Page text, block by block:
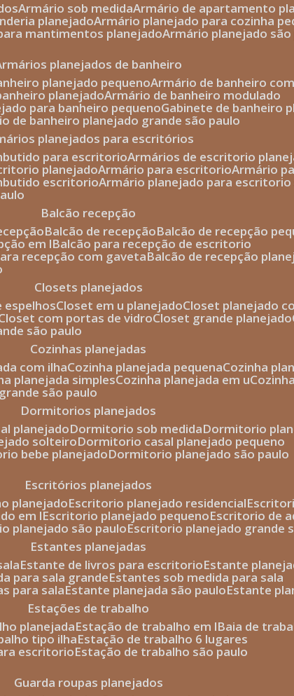
armário sob medida armário de apartamento
planejado armário planejado para cozinha
mantimentos planejado armário planejado
armários planejados de banheiro
planejado pequeno armário de banheiro
planejado armário de banheiro modulado
para banheiro pequeno gabinete de banheiro
de banheiro planejado grande são paulo
planejados para escritórios
para escritorio armários de escritorio
planejado armário para escritorio armário
escritorio armário planejado para
balcão recepção
balcão de recepção balcão de recepção
em l balcão para recepção de escritorio
recepção com gaveta balcão de recepção
closets planejados
espelhos closet em u planejado closet planejado
closet com portas de vidro closet grande planejado
são paulo
cozinhas planejadas
com ilha cozinha planejada pequena cozinha
planejada simples cozinha planejada em u
são paulo
dormitorios planejados
planejado dormitorio sob medida dormitorio
solteiro dormitorio casal planejado pequeno
bebe planejado dormitorio planejado são paulo
escritórios planejados
planejado escritorio planejado residencial
em l escritorio planejado pequeno escritorio de
planejado são paulo escritorio planejado grande
estantes planejadas
estante de livros para escritorio estante
para sala grande estantes sob medida para sala
para sala estante planejada são paulo estante
estações de trabalho
planejada estação de trabalho em l baia de
tipo ilha estação de trabalho 6 lugares
escritorio estação de trabalho são paulo
guarda roupas planejados